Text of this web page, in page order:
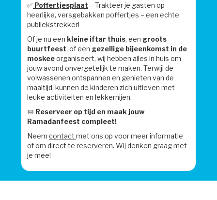
✅ Poffertjesplaat – Trakteer je gasten op
heerlijke, versgebakken poffertjes – een echte
publiekstrekker!
Of je nu een kleine iftar thuis, een groots
buurtfeest, of een gezellige bijeenkomst in de
moskeeorganiseert, wij hebben alles in huis om
jouw avond onvergetelijk te maken. Terwijl de
volwassenen ontspannen en genieten van de
maaltijd, kunnen de kinderen zich uitleven met
leuke activiteiten en lekkernijen.
📅 Reserveer op tijd en maak jouw
Ramadanfeest compleet!
Neem contact met ons op voor meer informatie
of om direct te reserveren. Wij denken graag met
je mee!